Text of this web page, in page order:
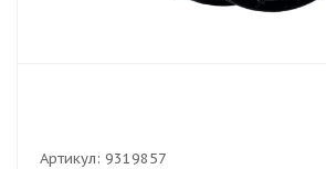
Артикул: 9319857